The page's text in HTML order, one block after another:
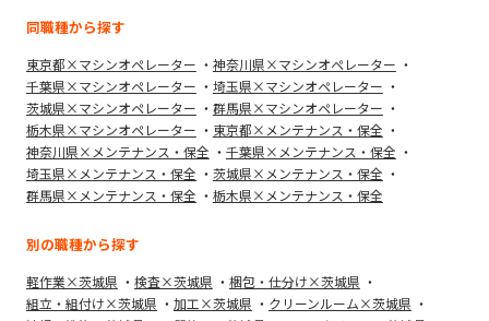
同職種から探す
東京都×マシンオペレーター
神奈川県×マシンオペレーター
千葉県×マシンオペレーター
埼玉県×マシンオペレーター
茨城県×マシンオペレーター
群馬県×マシンオペレーター
栃木県×マシンオペレーター
東京都×メンテナンス・保全
神奈川県×メンテナンス・保全
千葉県×メンテナンス・保全
埼玉県×メンテナンス・保全
茨城県×メンテナンス・保全
群馬県×メンテナンス・保全
栃木県×メンテナンス・保全
別の職種から探す
軽作業×茨城県 検査×茨城県
梱包・仕分け×茨城県
組立・組付け×茨城県
加工×茨城県
クリーンルーム×茨城県